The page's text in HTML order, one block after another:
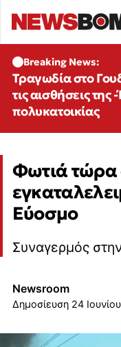
Breaking News:
Τραγωδία στο
τις αισθήσεις
πολυκατοικίας
Φωτιά τώρα
Εύοσμο
Συναγερμός
Newsroom
24